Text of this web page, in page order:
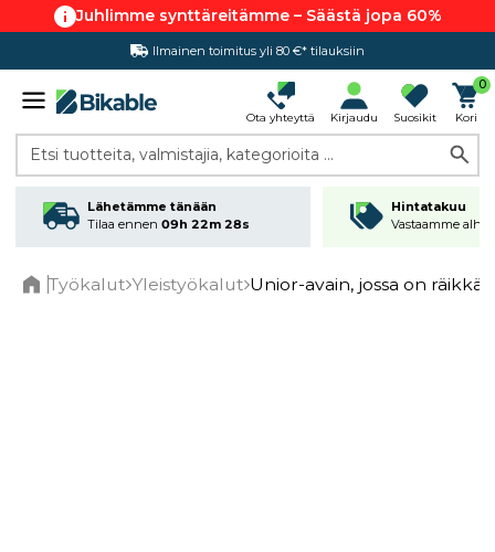
Juhlimme synttäreitämme – Säästä jopa 60%
Ilmainen toimitus yli 80 €* tilauksiin
Ota yhteyttä Kirjaudu Suosikit
0
Kori
Etsi tuotteita, valmistajia, kategorioita ...
Lähetämme tänään
Tilaa ennen 09h 22m 27s
Hintatakuu
Vastaamme
Työkalut Yleistyökalut Unior-avain, jossa on räikkä